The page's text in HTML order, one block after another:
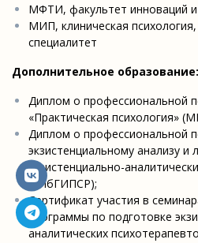
МФТИ, факультет инноваций и
МИП, клиническая
специалитет
Дополнительное образование:
Диплом о профессиональной
«Практическая психология»
Диплом о профессиональной
экзистенциальному анализу и
экзистенциально-
(СПбГИПСР);
Сертификат участия в
программы по подготовке
аналитических